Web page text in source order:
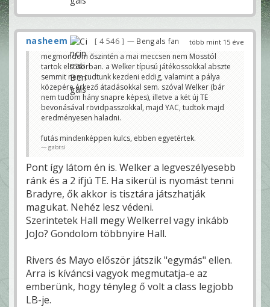
több mint 15 éve
nasheem 4 546 — Bengals fan
megmondom őszintén a mai meccsen nem Mosstól
tartok elsősorban. a Welker típusú játékossokkal abszte
semmit nem tudtunk kezdeni eddig, valamint a pálya
közepére érkező átadásokkal sem. szóval Welker (bár
nem tudom hány snapre képes), illetve a két új TE
bevonásával rövidpasszokkal, majd YAC, tudtok majd
eredményesen haladni.
futás mindenképpen kulcs, ebben egyetértek.
gabtsi
Pont így látom én is. Welker a legveszélyesebb
ránk és a 2 ifjú TE. Ha sikerül is nyomást tenni
Bradyre, ők akkor is tisztára játszhatják
magukat. Nehéz lesz védeni.
Szerintetek Hall megy Welkerrel vagy inkább
JoJo? Gondolom többnyire Hall.
Rivers és Mayo először játszik "egymás" ellen.
Arra is kíváncsi vagyok megmutatja-e az
emberünk, hogy tényleg ő volt a class legjobb
LB-je.